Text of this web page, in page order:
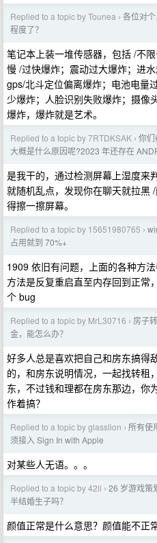
Replied to a topic by Tounea › 各位对
程度了？
笔记本上装一堆传感器，包括 /不
慢 /过快爆炸；震动过大爆炸；进
gps/北斗定位偏离爆炸；电池电量
少爆炸；人脸识别失败爆炸；摄像
爆炸，爆炸就是艺术。
Replied to a topic by 7RTDKSAK › 你们
大概是什么原因呢?2023 年还存在
是我干的，通过检测屏幕上湿度来
就随机乱点，发现你在聊天就拉黑
得擦一擦屏幕。
Replied to a topic by 15651980765 ›
占用就到 70%+
1909 依旧有问题，上面的各种方
方法是反复重启直至内存回到正常
个 bug
Replied to a topic by MrL30716 › 房子
金，能怎么办？
好多人总是喜欢把自己和房东搞得
的，和房东说明情况，一起找转租
东，不过钱和理都在房东那边，你
作着搞？
Replied to a topic by glasslion › 所有使
须接入 Sign In with Apple
对某些人无语。。。
Replied to a topic by 42ll › 26 岁游戏策
半结婚生子吗？
颜值正常是什么意思？颜值能不正